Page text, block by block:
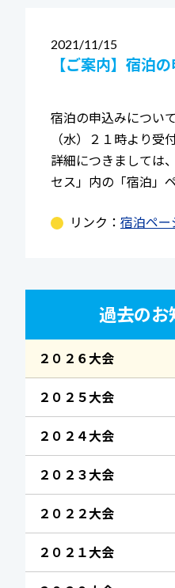
2021 11/15
【ご案内】宿泊
宿泊の申込みについ
（水）２１時より受
詳細につきましては
セス」内の「宿泊」
リンク： 宿泊ペー
過去のお
２０２６大会
２０２５大会
２０２４大会
２０２３大会
２０２２大会
２０２１大会